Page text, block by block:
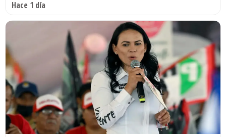
Hace 1 día